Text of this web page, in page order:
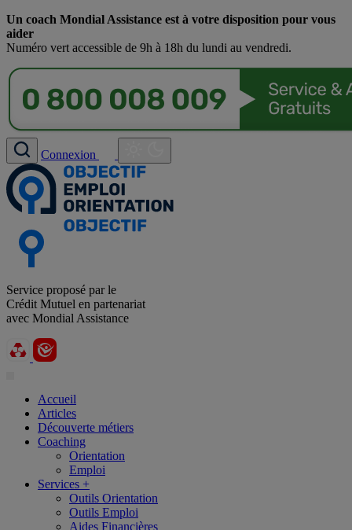
Un coach Mondial Assistance est à votre disposition pour vous
aider
Numéro vert accessible de 9h à 18h du lundi au vendredi.
Connexion
Service proposé par le
Crédit Mutuel en partenariat
avec Mondial Assistance
Accueil
Articles
Découverte métiers
Coaching
Orientation
Emploi
Services +
Outils Orientation
Outils Emploi
Aides Financières